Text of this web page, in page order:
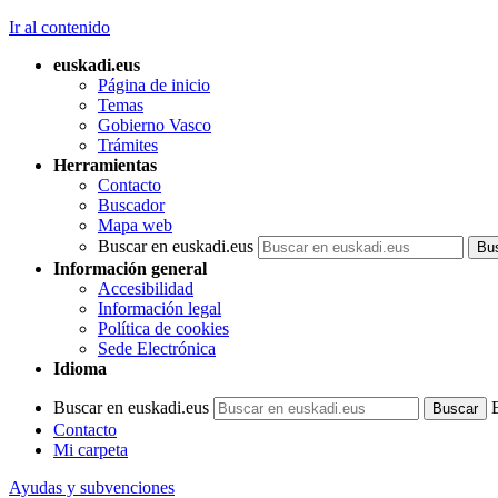
Ir al contenido
euskadi.eus
Página de inicio
Temas
Gobierno Vasco
Trámites
Herramientas
Contacto
Buscador
Mapa web
Buscar en euskadi.eus
Información general
Accesibilidad
Información legal
Política de cookies
Sede Electrónica
Idioma
Buscar en euskadi.eus
Contacto
Mi carpeta
Ayudas y subvenciones